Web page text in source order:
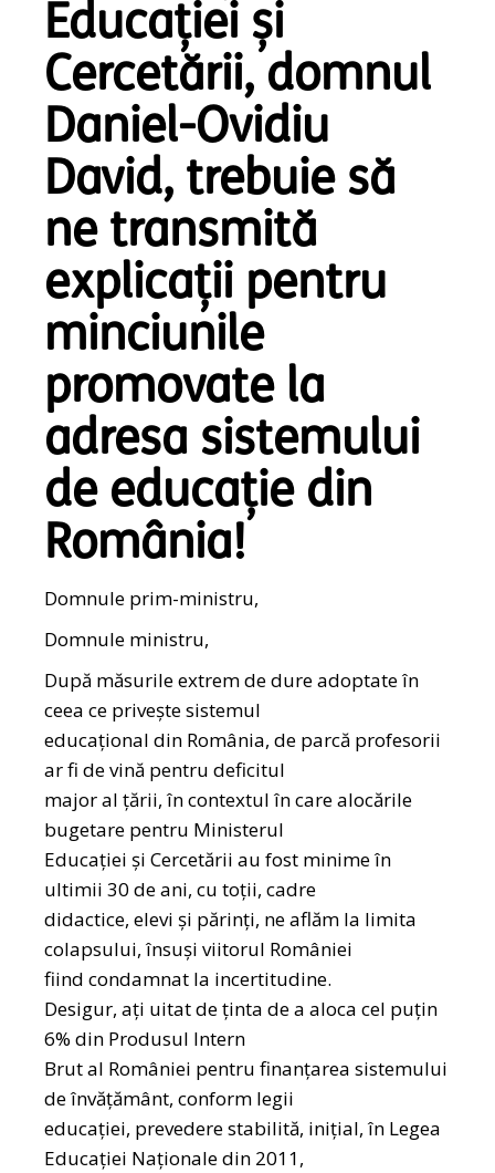
Educației și
Cercetării, domnul
Daniel-Ovidiu
David, trebuie să
ne transmită
explicații pentru
minciunile
promovate la
adresa sistemului
de educație din
România!
Domnule prim-ministru,
Domnule ministru,
După măsurile extrem de dure adoptate în
ceea ce privește sistemul
educațional din România, de parcă profesorii
ar fi de vină pentru deficitul
major al țării, în contextul în care alocările
bugetare pentru Ministerul
Educației și Cercetării au fost minime în
ultimii 30 de ani, cu toții, cadre
didactice, elevi și părinți, ne aflăm la limita
colapsului, însuși viitorul României
fiind condamnat la incertitudine.
Desigur, ați uitat de ținta de a aloca cel puțin
6% din Produsul Intern
Brut al României pentru finanțarea sistemului
de învățământ, conform legii
educației, prevedere stabilită, inițial, în Legea
Educației Naționale din 2011,